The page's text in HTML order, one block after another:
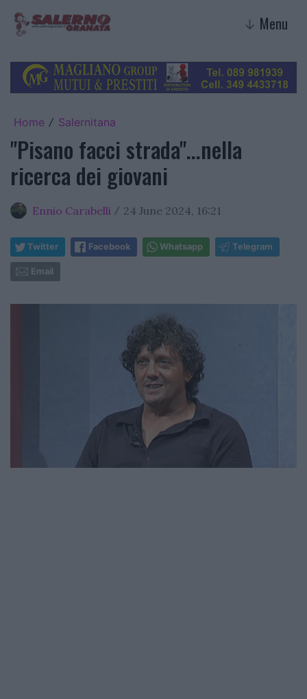
↓ Menu
Home / Salernitana
"Pisano facci strada"...nella
ricerca dei giovani
Ennio Carabelli / 24 June 2024, 16:21
Twitter Facebook Whatsapp Telegram
Email